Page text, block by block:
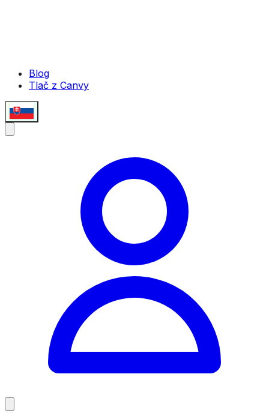
Blog
Tlač z Canvy